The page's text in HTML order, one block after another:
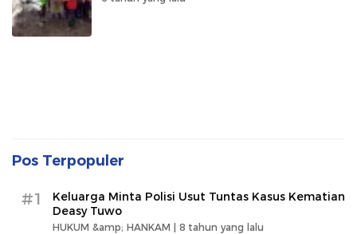
Pos Terpopuler
#1
Keluarga Minta Polisi Usut Tuntas Kasus Kematian
Deasy Tuwo
HUKUM &amp; HANKAM | 8 tahun yang lalu